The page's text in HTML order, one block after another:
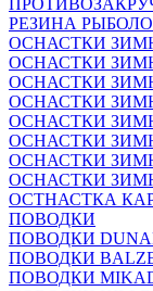
РЕЗИНА
ОСНАСТКИ
ОСНАСТКИ
ОСНАСТКИ
ОСНАСТКИ
ОСНАСТКИ
ОСНАСТКИ
ОСНАСТКИ
ОСНАСТКИ
ОСТНАСТКА
ПОВОДКИ
ПОВОДКИ
ПОВОДКИ
ПОВОДКИ